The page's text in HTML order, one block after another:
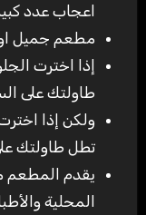
اعجاب عدد
مطعم جميل
إذا اخترت
طاولتك على
ولكن إذا
تطل طاولتك
يقدم المطعم
المحلية